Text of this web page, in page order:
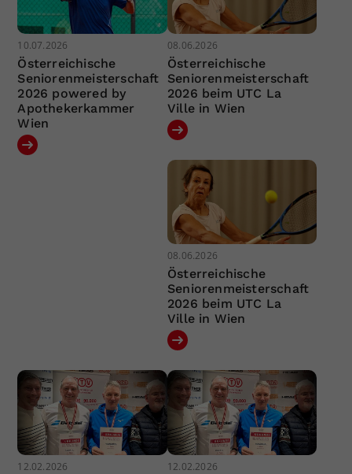
10.07.2026
Österreichische
Seniorenmeisterschaft
2026 powered by
Apothekerkammer
Wien
08.06.2026
Österreichische
Seniorenmeisterschaft
2026 beim UTC La
Ville in Wien
08.06.2026
Österreichische
Seniorenmeisterschaft
2026 beim UTC La
Ville in Wien
12.02.2026 12.02.2026